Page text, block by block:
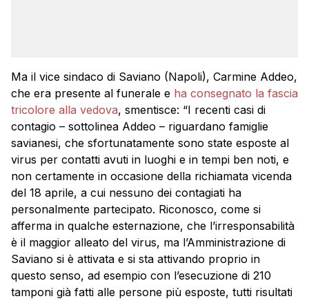
Ma il vice sindaco di Saviano (Napoli), Carmine Addeo,
che era presente al funerale e ha consegnato la fascia
tricolore alla vedova, smentisce: “I recenti casi di
contagio – sottolinea Addeo – riguardano famiglie
savianesi, che sfortunatamente sono state esposte al
virus per contatti avuti in luoghi e in tempi ben noti, e
non certamente in occasione della richiamata vicenda
del 18 aprile, a cui nessuno dei contagiati ha
personalmente partecipato. Riconosco, come si
afferma in qualche esternazione, che l’irresponsabilità
è il maggior alleato del virus, ma l’Amministrazione di
Saviano si è attivata e si sta attivando proprio in
questo senso, ad esempio con l’esecuzione di 210
tamponi già fatti alle persone più esposte, tutti risultati